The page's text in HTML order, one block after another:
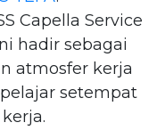
Capella Service
hadir sebagai
atmosfer kerja
setempat